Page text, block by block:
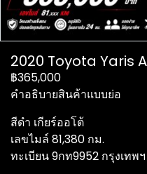
2020 Toyota Yaris
฿365,000
คำอธิบายสินค้าแบบย่อ
สีดำ เกียร์ออโต้
เลขไมล์ 81,380 กม.
ทะเบียน 9กท9952 กรุงเทพฯ